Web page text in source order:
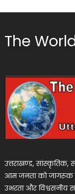
The
उत्तराखण्ड,
आम जनता को जागरूक
उभरता और विश्वसनीय